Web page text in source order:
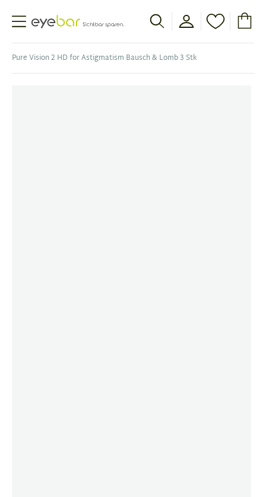
Abele Optic
Pure Vision 2 HD for Astigmatism Bausch & Lomb 3 Stk